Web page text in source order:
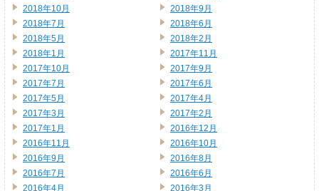
2018年10月
2018年9月
2018年7月
2018年6月
2018年5月
2018年2月
2018年1月
2017年11月
2017年10月
2017年9月
2017年7月
2017年6月
2017年5月
2017年4月
2017年3月
2017年2月
2017年1月
2016年12月
2016年11月
2016年10月
2016年9月
2016年8月
2016年7月
2016年6月
2016年4月
2016年3月